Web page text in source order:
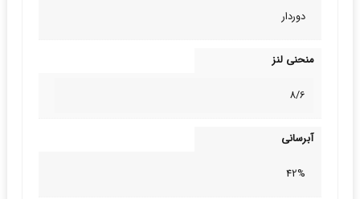
دوردار
منحنی لنز
8/6
آبرسانی
42%